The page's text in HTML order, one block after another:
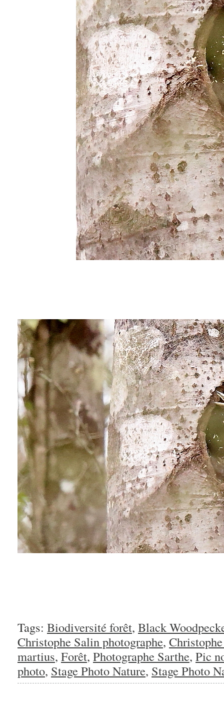
Tags: Biodiversité forêt, Black
Christophe Salin photographe,
martius, Forêt, Photographe Sarthe, Pic
photo, Stage Photo Nature, Stage Photo